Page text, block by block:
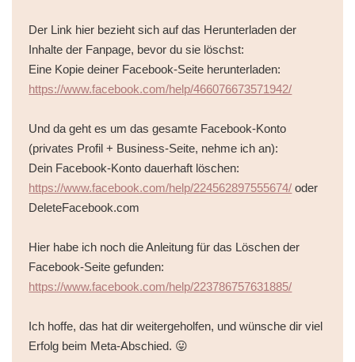
Der Link hier bezieht sich auf das Herunterladen der
Inhalte der Fanpage, bevor du sie löschst:
Eine Kopie deiner Facebook-Seite herunterladen:
https://www.facebook.com/help/466076673571942/
Und da geht es um das gesamte Facebook-Konto
(privates Profil + Business-Seite, nehme ich an):
Dein Facebook-Konto dauerhaft löschen:
https://www.facebook.com/help/224562897555674/ oder
DeleteFacebook.com
Hier habe ich noch die Anleitung für das Löschen der
Facebook-Seite gefunden:
https://www.facebook.com/help/223786757631885/
Ich hoffe, das hat dir weitergeholfen, und wünsche dir viel
Erfolg beim Meta-Abschied. 😛